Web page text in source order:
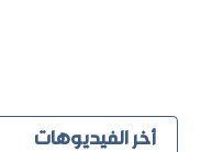
أخر الفيديوهات